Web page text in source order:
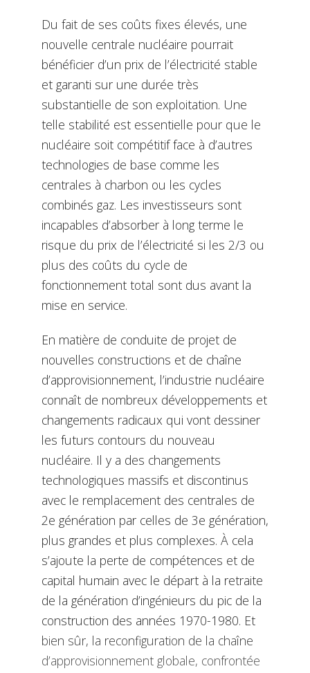
Du fait de ses coûts fixes élevés, une
nouvelle centrale nucléaire pourrait
bénéficier d’un prix de l’électricité stable
et garanti sur une durée très
substantielle de son exploitation. Une
telle stabilité est essentielle pour que le
nucléaire soit compétitif face à d’autres
technologies de base comme les
centrales à charbon ou les cycles
combinés gaz. Les investisseurs sont
incapables d’absorber à long terme le
risque du prix de l’électricité si les 2/3 ou
plus des coûts du cycle de
fonctionnement total sont dus avant la
mise en service.
En matière de conduite de projet de
nouvelles constructions et de chaîne
d’approvisionnement, l’industrie nucléaire
connaît de nombreux développements et
changements radicaux qui vont dessiner
les futurs contours du nouveau
nucléaire. Il y a des changements
technologiques massifs et discontinus
avec le remplacement des centrales de
2e génération par celles de 3e génération,
plus grandes et plus complexes. À cela
s’ajoute la perte de compétences et de
capital humain avec le départ à la retraite
de la génération d’ingénieurs du pic de la
construction des années 1970-1980. Et
bien sûr, la reconfiguration de la chaîne
d’approvisionnement globale, confrontée